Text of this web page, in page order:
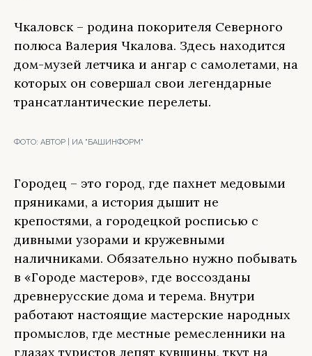
Чкаловск – родина покорителя Северного
полюса Валерия Чкалова. Здесь находится
дом-музей летчика и ангар с самолетами, на
которых он совершал свои легендарные
трансатлантические перелеты.
ФОТО: АВТОР | ИА "БАШИНФОРМ"
Городец – это город, где пахнет медовыми
пряниками, а история дышит не
крепостями, а городецкой росписью с
дивными узорами и кружевными
наличниками. Обязательно нужно побывать
в «Городе мастеров», где воссозданы
древнерусские дома и терема. Внутри
работают настоящие мастерские народных
промыслов, где местные ремесленники на
глазах туристов лепят кувшины, ткут на